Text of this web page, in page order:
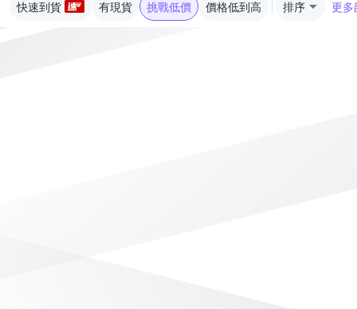
快速到貨 有現貨 挑戰低價 價格低到高 排序 更多